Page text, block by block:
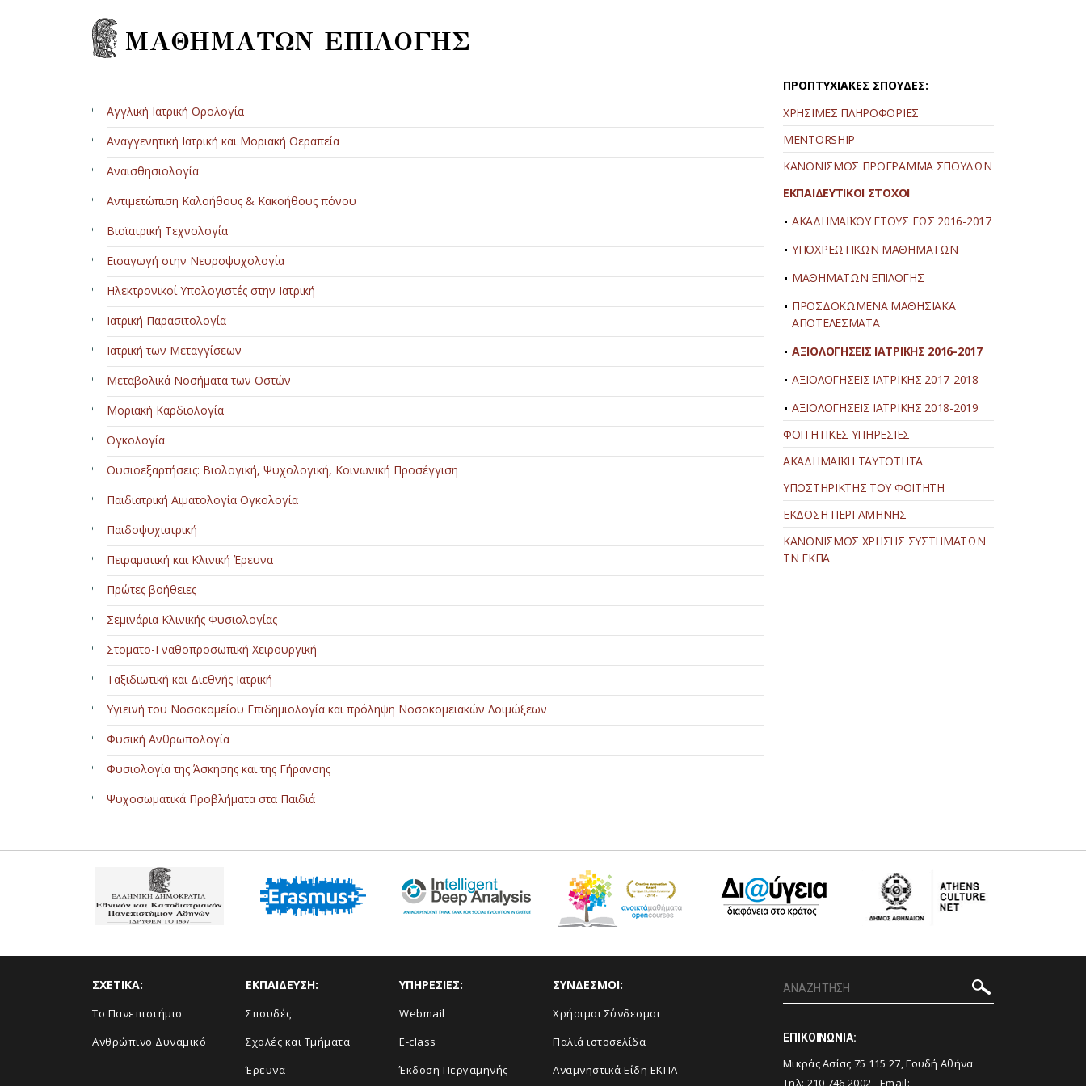
ΜΑΘΗΜΑΤΩΝ ΕΠΙΛΟΓΗΣ
Αγγλική Ιατρική Ορολογία
Αναγγενητική Ιατρική και Μοριακή Θεραπεία
Αναισθησιολογία
Αντιμετώπιση Καλοήθους & Κακοήθους πόνου
Βιοϊατρική Τεχνολογία
Εισαγωγή στην Νευροψυχολογία
Ηλεκτρονικοί Υπολογιστές στην Ιατρική
Ιατρική Παρασιτολογία
Ιατρική των Μεταγγίσεων
Μεταβολικά Νοσήματα των Οστών
Μοριακή Καρδιολογία
Ογκολογία
Ουσιοεξαρτήσεις: Βιολογική, Ψυχολογική, Κοινωνική Προσέγγιση
Παιδιατρική Αιματολογία Ογκολογία
Παιδοψυχιατρική
Πειραματική και Κλινική Έρευνα
Πρώτες βοήθειες
Σεμινάρια Κλινικής Φυσιολογίας
Στοματο-Γναθοπροσωπική Χειρουργική
Ταξιδιωτική και Διεθνής Ιατρική
Υγιεινή του Νοσοκομείου Επιδημιολογία και πρόληψη Νοσοκομειακών Λοιμώξεων
Φυσική Ανθρωπολογία
Φυσιολογία της Άσκησης και της Γήρανσης
Ψυχοσωματικά Προβλήματα στα Παιδιά
ΠΡΟΠΤΥΧΙΑΚΕΣ ΣΠΟΥΔΕΣ:
ΧΡΗΣΙΜΕΣ ΠΛΗΡΟΦΟΡΙΕΣ
MENTORSHIP
ΚΑΝΟΝΙΣΜΟΣ ΠΡΟΓΡΑΜΜΑ ΣΠΟΥΔΩΝ
ΕΚΠΑΙΔΕΥΤΙΚΟΙ ΣΤΟΧΟΙ
ΑΚΑΔΗΜΑΪΚΟΥ ΕΤΟΥΣ ΕΩΣ 2016-2017
ΥΠΟΧΡΕΩΤΙΚΩΝ ΜΑΘΗΜΑΤΩΝ
ΜΑΘΗΜΑΤΩΝ ΕΠΙΛΟΓΗΣ
ΠΡΟΣΔΟΚΩΜΕΝΑ ΜΑΘΗΣΙΑΚΑ
ΑΠΟΤΕΛΕΣΜΑΤΑ
ΑΞΙΟΛΟΓΗΣΕΙΣ ΙΑΤΡΙΚΗΣ 2016-2017
ΑΞΙΟΛΟΓΗΣΕΙΣ ΙΑΤΡΙΚΗΣ 2017-2018
ΑΞΙΟΛΟΓΗΣΕΙΣ ΙΑΤΡΙΚΗΣ 2018-2019
ΦΟΙΤΗΤΙΚΕΣ ΥΠΗΡΕΣΙΕΣ
ΑΚΑΔΗΜΑΪΚΗ ΤΑΥΤΟΤΗΤΑ
ΥΠΟΣΤΗΡΙΚΤΗΣ ΤΟΥ ΦΟΙΤΗΤΗ
ΕΚΔΟΣΗ ΠΕΡΓΑΜΗΝΗΣ
ΚΑΝΟΝΙΣΜΟΣ ΧΡΗΣΗΣ ΣΥΣΤΗΜΑΤΩΝ
ΤΝ ΕΚΠΑ
ΣΧΕΤΙΚΑ:
Το Πανεπιστήμιο
Ανθρώπινο Δυναμικό
ΕΚΠΑΙΔΕΥΣΗ:
Σπουδές
Σχολές και Τμήματα
Έρευνα
ΥΠΗΡΕΣΙΕΣ:
Webmail
E-class
Έκδοση Περγαμηνής
ΣΥΝΔΕΣΜΟΙ:
Χρήσιμοι Σύνδεσμοι
Παλιά ιστοσελίδα
Αναμνηστικά Είδη ΕΚΠΑ
ΕΠΙΚΟΙΝΩΝΙΑ:
Μικράς Ασίας 75 115 27, Γουδή Αθήνα